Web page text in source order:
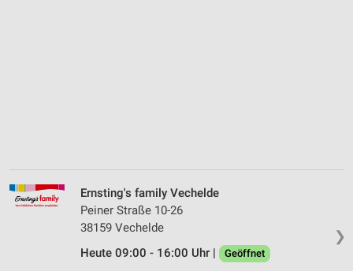
❯
Ernsting's family Vechelde
Peiner Straße 10-26
38159 Vechelde
Heute 09:00 - 16:00 Uhr |
Geöffnet